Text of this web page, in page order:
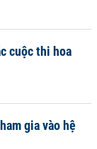
cuộc thi hoa
gia vào hệ